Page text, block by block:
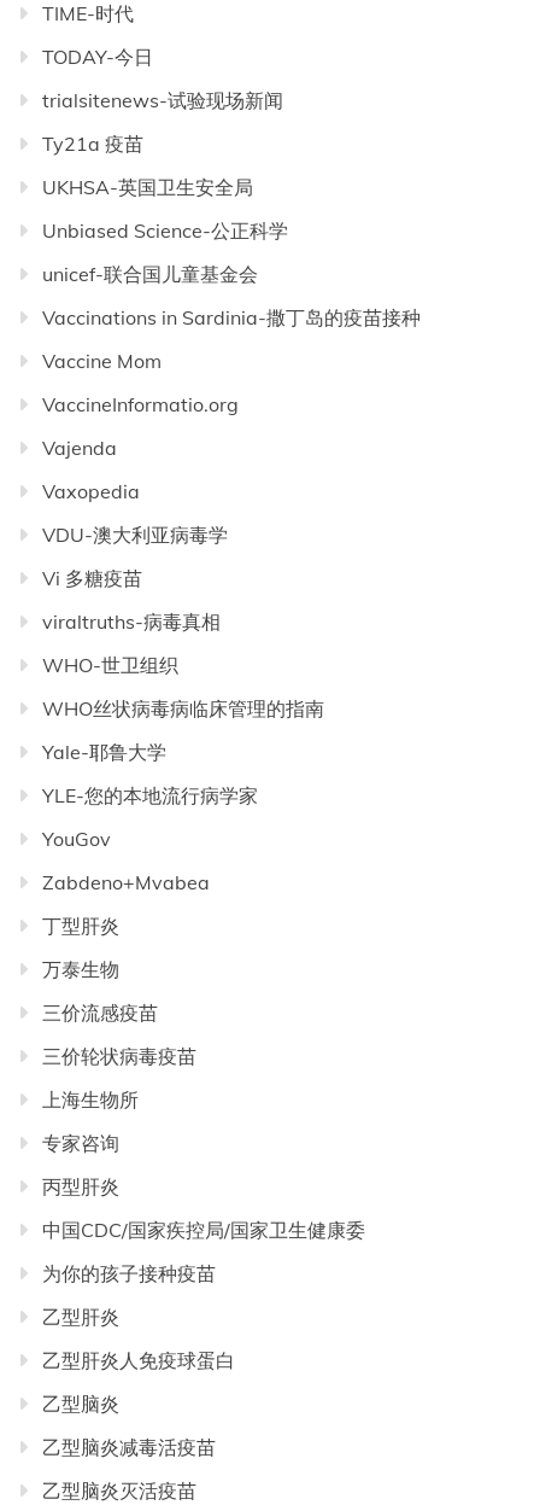
TIME-时代
TODAY-今日
trialsitenews-试验现场新闻
Ty21a 疫苗
UKHSA-英国卫生安全局
Unbiased Science-公正科学
unicef-联合国儿童基金会
Vaccinations in Sardinia-撒丁岛的疫苗接种
Vaccine Mom
VaccineInformatio.org
Vajenda
Vaxopedia
VDU-澳大利亚病毒学
Vi 多糖疫苗
viraltruths-病毒真相
WHO-世卫组织
WHO丝状病毒病临床管理的指南
Yale-耶鲁大学
YLE-您的本地流行病学家
YouGov
Zabdeno+Mvabea
丁型肝炎
万泰生物
三价流感疫苗
三价轮状病毒疫苗
上海生物所
专家咨询
丙型肝炎
中国CDC/国家疾控局/国家卫生健康委
为你的孩子接种疫苗
乙型肝炎
乙型肝炎人免疫球蛋白
乙型脑炎
乙型脑炎减毒活疫苗
乙型脑炎灭活疫苗